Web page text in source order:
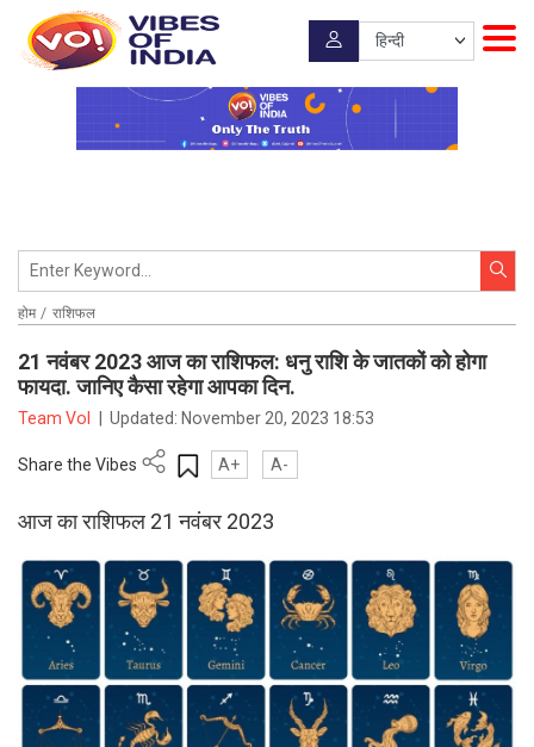
होम राशिफल
21 नवंबर 2023 आज का राशिफल: धनु राशि के जातकों को होगा
फायदा. जानिए कैसा रहेगा आपका दिन.
Team VoI Updated: November 20, 2023 18:53
Share the Vibes A+ A-
आज का राशिफल 21 नवंबर 2023